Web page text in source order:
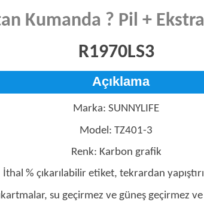
Kumanda ? Pil +
R1970LS3
Açıklama
Marka: SUNNYLIFE
Model: TZ401-3
Renk: Karbon grafik
İthal % çıkarılabilir etiket, tekrardan
su geçirmez ve güneş geçirmez ve